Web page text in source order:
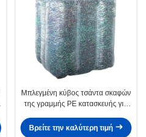
Μπλεγμένη κύβος τσάντα σκαφών
της γραμμής PE κατασκευής για
τσιμέντου
Βρείτε την καλύτερη τιμή